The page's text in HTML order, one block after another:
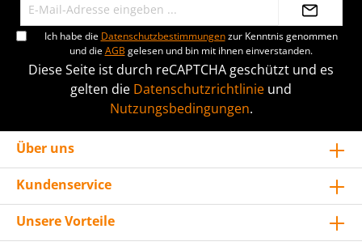
Ich habe die Datenschutzbestimmungenzur Kenntnis genommen
und dieAGB gelesen und bin mit ihnen einverstanden.
Diese Seite ist durch reCAPTCHA geschützt und es
gelten die Datenschutzrichtlinie und
Nutzungsbedingungen.
Über uns
Kundenservice
Unsere Vorteile